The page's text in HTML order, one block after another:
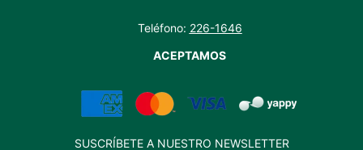
Teléfono: 226-1646
ACEPTAMOS
SUSCRÍBETE A NUESTRO NEWSLETTER